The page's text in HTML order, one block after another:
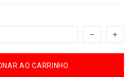
AO CARRINHO